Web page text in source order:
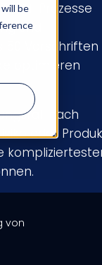
be
Prozesse
und
Vorschriften
optimieren
nach
oder
von